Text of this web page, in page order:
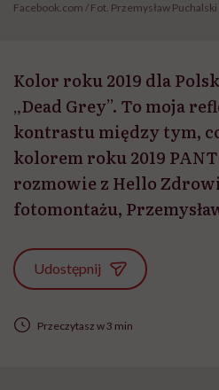
Facebook.com / Fot. Przemysław Puchalski
Kolor roku 2019 dla
„Dead Grey”. To moja
kontrastu między tym,
kolorem roku 2019
rozmowie z Hello
fotomontażu,
Udostępnij
Przeczytasz w 3 min